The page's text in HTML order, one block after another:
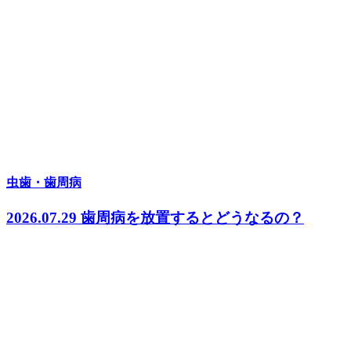
虫歯・歯周病
2026.07.29 歯周病を放置するとどうなるの？